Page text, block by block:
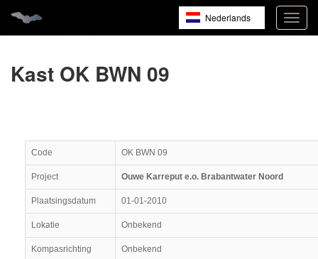
Nederlands
Kast OK BWN 09
Code OK BWN 09
Project Ouwe Karreput e.o. Brabantwater Noord
Plaatsingsdatum 01-01-2010
Lokatie Onbekend
Kompasrichting Onbekend